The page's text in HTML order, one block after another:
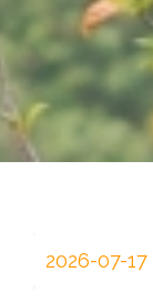
2026-07-17